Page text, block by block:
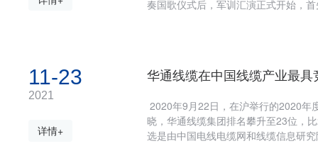
氛围。让我们一起为华通安全团队点
奏国歌仪式后，军训汇演正式开始，
令和阵阵秋风，河北华通线缆集团第
的态度投入到今后的工作中，一起秉
协力，建设华通，为祖国的飞速发展
们伟大的祖国：繁荣昌盛，国泰民安！
11-23
2021
详情+
华通线缆在中国线缆产业最
2020年9月22日，在沪举行的2020年
晓，华通线缆集团排名攀升至23位，
选是由中国电线电缆网和线缆信息研